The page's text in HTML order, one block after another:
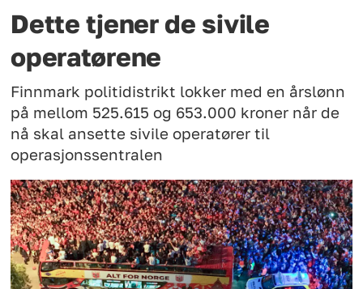
Dette tjener de sivile
operatørene
Finnmark politidistrikt lokker med en årslønn
på mellom 525.615 og 653.000 kroner når de
nå skal ansette sivile operatører til
operasjonssentralen